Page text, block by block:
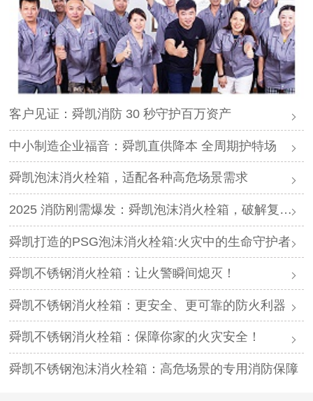
客户见证：舜凯消防 30 秒守护百万资产
中小制造企业福音：舜凯直供降本 全周期护特场
舜凯泡沫消火栓箱，适配各种高危场景需求
2025 消防刚需爆发：舜凯泡沫消火栓箱，破解复合型火灾难题
舜凯打造的PSG泡沫消火栓箱:火灾中的生命守护者
舜凯不锈钢消火栓箱：让火警瞬间熄灭！
舜凯不锈钢消火栓箱：更安全、更可靠的防火利器
舜凯不锈钢消火栓箱：保障你家的火灾安全！
舜凯不锈钢泡沫消火栓箱：高危场景的专用消防保障